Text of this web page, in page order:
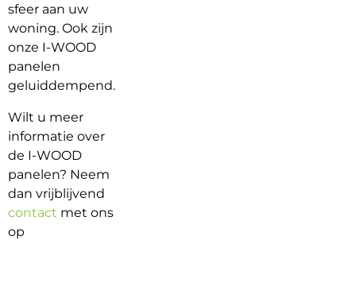
sfeer aan uw
woning. Ook zijn
onze I-WOOD
panelen
geluiddempend.
Wilt u meer
informatie over
de I-WOOD
panelen? Neem
dan vrijblijvend
contact met ons
op